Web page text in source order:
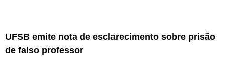
UFSB emite nota de esclarecimento sobre prisão
de falso professor